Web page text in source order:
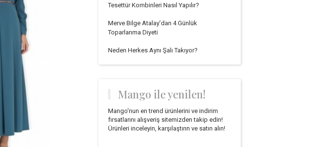
Tesettür Kombinleri Nasıl Yapılır?
Merve Bilge Atalay’dan 4 Günlük
Toparlanma Diyeti
Neden Herkes Aynı Şalı Takıyor?
Mango ile yenilen!
Mango'nun en trend ürünlerini ve indirim
fırsatlarını alışveriş sitemizden takip edin!
Ürünleri inceleyin, karşılaştırın ve satın alın!